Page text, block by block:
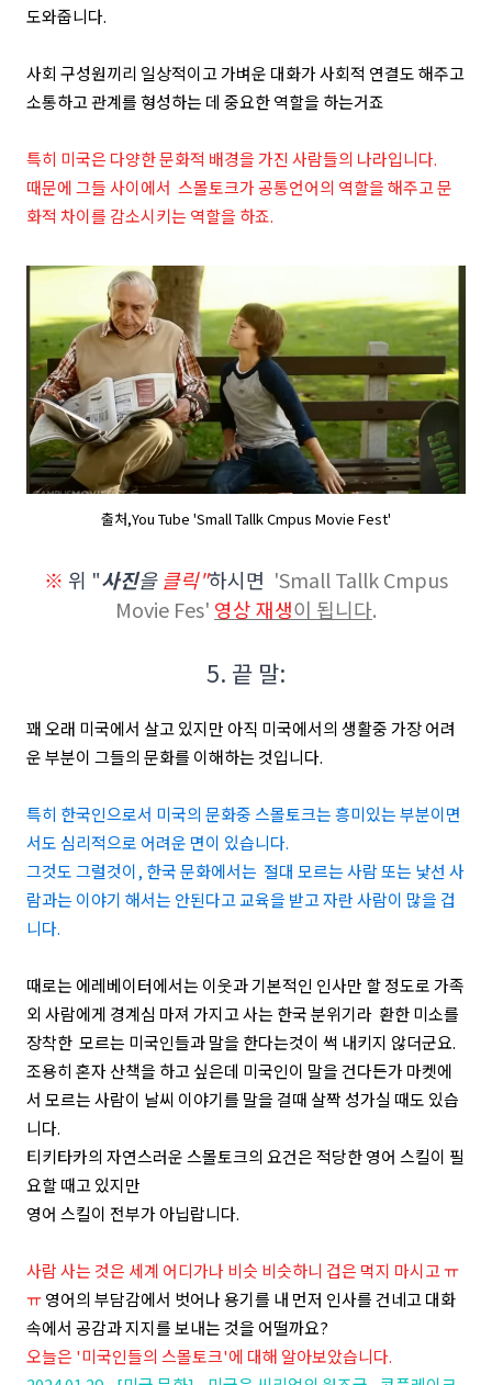
도와줍니다.
사회 구성원끼리 일상적이고 가벼운 대화가 사회적 연결도 해주고
소통하고 관계를 형성하는 데 중요한 역할을 하는거죠
특히 미국은 다양한 문화적 배경을 가진 사람들의 나라입니다.
때문에 그들 사이에서 스몰토크가 공통언어의 역할을 해주고 문
화적 차이를 감소시키는 역할을 하죠.
출처,You Tube 'Small Tallk Cmpus Movie Fest'
※ 위 "사진을클릭"하시면 'Small Tallk Cmpus
Movie Fes' 영상 재생이 됩니다.
5. 끝 말:
꽤 오래 미국에서 살고 있지만 아직 미국에서의 생활중 가장 어려
운 부분이 그들의 문화를 이해하는 것입니다.
특히 한국인으로서 미국의 문화중 스몰토크는 흥미있는 부분이면
서도 심리적으로 어려운 면이 있습니다.
그것도 그럴것이, 한국 문화에서는 절대 모르는 사람 또는 낯선 사
람과는 이야기 해서는 안된다고 교육을 받고 자란 사람이 많을 겁
니다.
때로는 에레베이터에서는 이웃과 기본적인 인사만 할 정도로 가족
외 사람에게 경계심 마져 가지고 사는 한국 분위기라 환한 미소를
장착한 모르는 미국인들과 말을 한다는것이 썩 내키지 않더군요.
조용히 혼자 산책을 하고 싶은데 미국인이 말을 건다든가 마켓에
서 모르는 사람이 날씨 이야기를 말을 걸때 살짝 성가실 때도 있습
니다.
티키타카의 자연스러운 스몰토크의 요건은 적당한 영어 스킬이 필
요할 때고 있지만
영어 스킬이 전부가 아닙랍니다.
사람 사는 것은 세계 어디가나 비슷 비슷하니 겁은 먹지 마시고 ㅠ
ㅠ영어의 부담감에서 벗어나 용기를 내 먼저 인사를 건네고 대화
속에서 공감과 지지를 보내는 것을 어떨까요?
오늘은 '미국인들의 스몰토크'에 대해 알아보았습니다.